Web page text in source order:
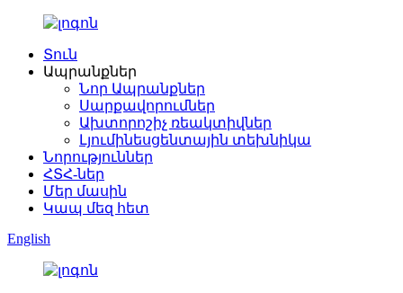
Տուն
Ապրանքներ
Նոր Ապրանքներ
Սարքավորումներ
Ախտորոշիչ ռեակտիվներ
Լյումինեսցենտային տեխնիկա
Նորություններ
ՀՏՀ-ներ
Մեր մասին
Կապ մեզ հետ
English